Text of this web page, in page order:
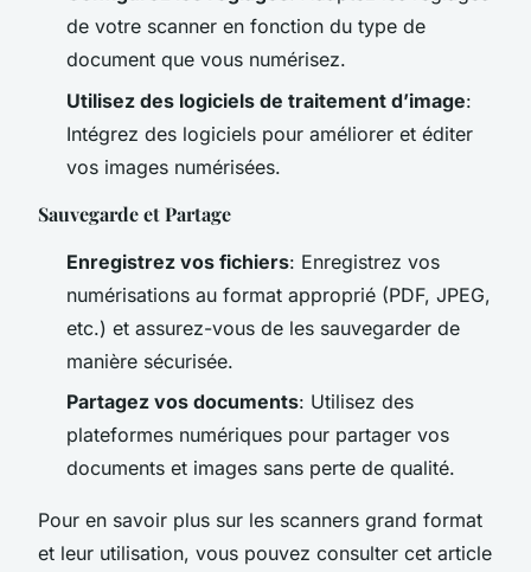
de votre scanner en fonction du type de
document que vous numérisez.
Utilisez des logiciels de traitement d’image:
Intégrez des logiciels pour améliorer et éditer
vos images numérisées.
Sauvegarde et Partage
Enregistrez vos fichiers: Enregistrez vos
numérisations au format approprié (PDF, JPEG,
etc.) et assurez-vous de les sauvegarder de
manière sécurisée.
Partagez vos documents: Utilisez des
plateformes numériques pour partager vos
documents et images sans perte de qualité.
Pour en savoir plus sur les scanners grand format
et leur utilisation, vous pouvez consulter cet article